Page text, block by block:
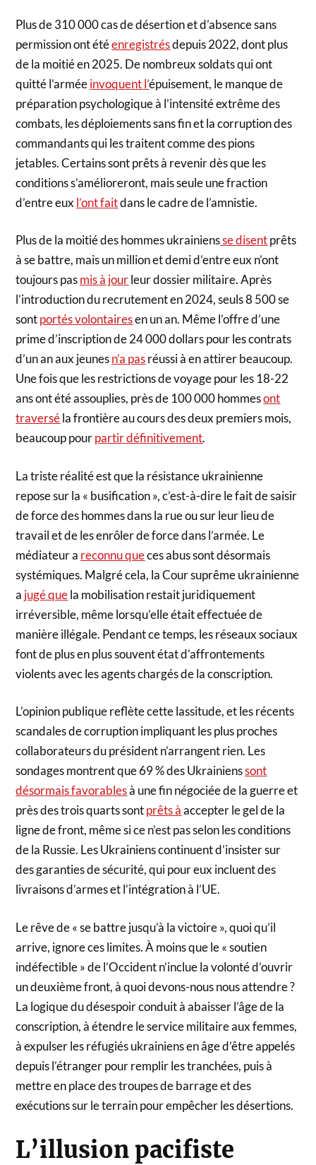
Plus de 310 000 cas de désertion et d’absence sans
permission ont étéenregistrésdepuis 2022, dont plus
de la moitié en 2025. De nombreux soldats qui ont
quitté l’arméeinvoquent l’épuisement, le manque de
préparation psychologique à l’intensité extrême des
combats, les déploiements sans fin et la corruption des
commandants qui les traitent comme des pions
jetables. Certains sont prêts à revenir dès que les
conditions s’amélioreront, mais seule une fraction
d’entre eux l’ont faitdans le cadre de l’amnistie.
Plus de la moitié des hommes ukrainiensse disentprêts
à se battre, mais un million et demi d’entre eux n’ont
toujours pasmis à jourleur dossier militaire. Après
l’introduction du recrutement en 2024, seuls 8 500 se
sontportés volontairesen un an. Même l’offre d’une
prime d’inscription de 24 000 dollars pour les contrats
d’un an aux jeunesn’a pasréussi à en attirer beaucoup.
Une fois que les restrictions de voyage pour les 18-22
ans ont été assouplies, près de 100 000 hommesont
traverséla frontière au cours des deux premiers mois,
beaucoup pourpartir définitivement.
La triste réalité est que la résistance ukrainienne
repose sur la « busification », c’est-à-dire le fait de saisir
de force des hommes dans la rue ou sur leur lieu de
travail et de les enrôler de force dans l’armée. Le
médiateur a reconnu queces abus sont désormais
systémiques. Malgré cela, la Cour suprême ukrainienne
a jugé quela mobilisation restait juridiquement
irréversible, même lorsqu’elle était effectuée de
manière illégale. Pendant ce temps, les réseaux sociaux
font de plus en plus souvent état d’affrontements
violents avec les agents chargés de la conscription.
L’opinion publique reflète cette lassitude, et les récents
scandales de corruption impliquant les plus proches
collaborateurs du président n’arrangent rien. Les
sondages montrent que 69 % des Ukrainienssont
désormais favorablesà une fin négociée de la guerre et
près des trois quarts sontprêts àaccepter le gel de la
ligne de front, même si ce n’est pas selon les conditions
de la Russie. Les Ukrainiens continuent d’insister sur
des garanties de sécurité, qui pour eux incluent des
livraisons d’armes et l’intégration à l’UE.
Le rêve de « se battre jusqu’à la victoire », quoi qu’il
arrive, ignore ces limites. À moins que le « soutien
indéfectible » de l’Occident n’inclue la volonté d’ouvrir
un deuxième front, à quoi devons-nous nous attendre ?
La logique du désespoir conduit à abaisser l’âge de la
conscription, à étendre le service militaire aux femmes,
à expulser les réfugiés ukrainiens en âge d’être appelés
depuis l’étranger pour remplir les tranchées, puis à
mettre en place des troupes de barrage et des
exécutions sur le terrain pour empêcher les désertions.
L’illusion pacifiste